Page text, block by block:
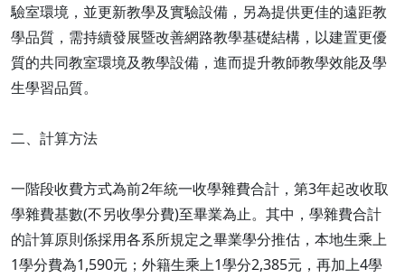
驗室環境，並更新教學及實驗設備，另為提供更佳的遠距教
學品質，需持續發展暨改善網路教學基礎結構，以建置更優
質的共同教室環境及教學設備，進而提升教師教學效能及學
生學習品質。
二、計算方法
一階段收費方式為前2年統一收學雜費合計，第3年起改收取
學雜費基數(不另收學分費)至畢業為止。其中，學雜費合計
的計算原則係採用各系所規定之畢業學分推估，本地生乘上
1學分費為1,590元；外籍生乘上1學分2,385元，再加上4學